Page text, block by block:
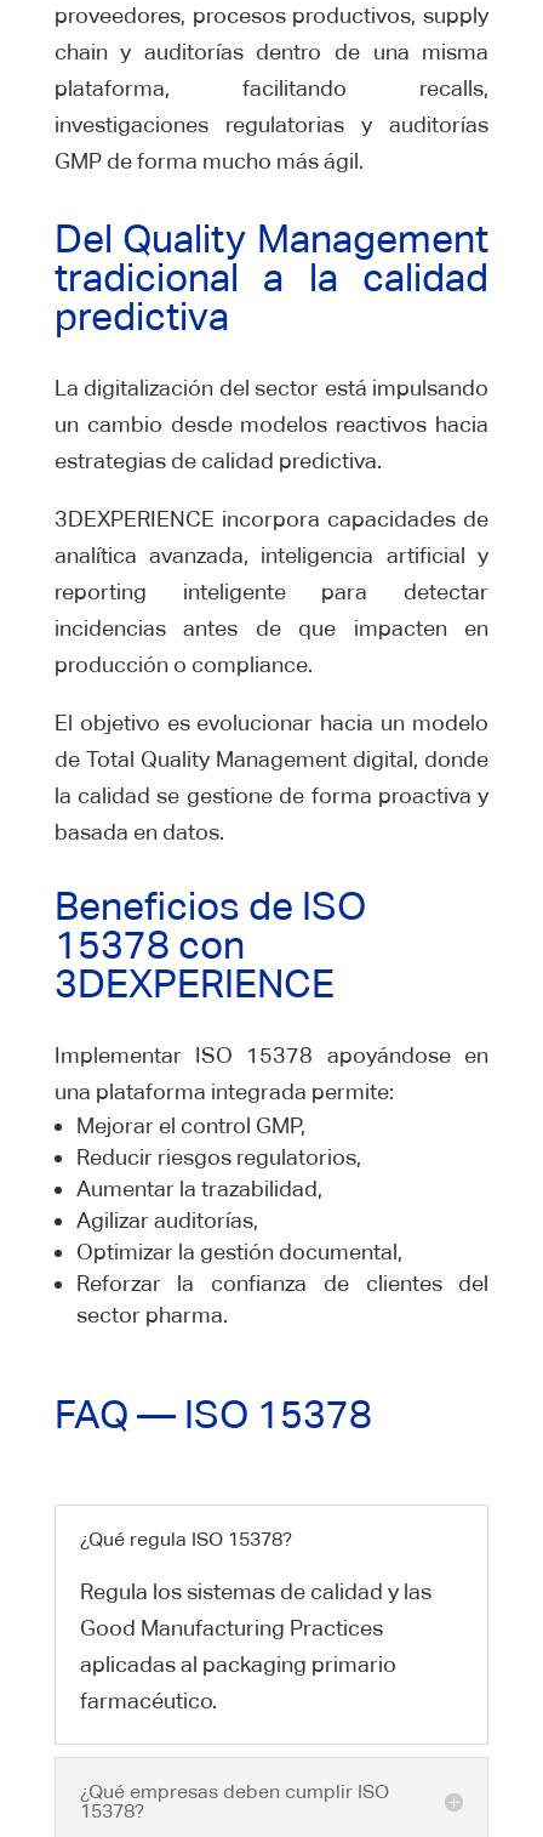
proveedores, procesos productivos, supply
chain y auditorías dentro de una misma
plataforma, facilitando recalls,
investigaciones regulatorias y auditorías
GMP de forma mucho más ágil.
Del Quality Management
tradicional a la calidad
predictiva
La digitalización del sector está impulsando
un cambio desde modelos reactivos hacia
estrategias de calidad predictiva.
3DEXPERIENCE incorpora capacidades de
analítica avanzada, inteligencia artificial y
reporting inteligente para detectar
incidencias antes de que impacten en
producción o compliance.
El objetivo es evolucionar hacia un modelo
de Total Quality Management digital, donde
la calidad se gestione de forma proactiva y
basada en datos.
Beneficios de ISO
15378 con
3DEXPERIENCE
Implementar ISO 15378 apoyándose en
una plataforma integrada permite:
Mejorar el control GMP,
Reducir riesgos regulatorios,
Aumentar la trazabilidad,
Agilizar auditorías,
Optimizar la gestión documental,
Reforzar la confianza de clientes del
sector pharma.
FAQ — ISO 15378
¿Qué regula ISO 15378?
Regula los sistemas de calidad y las
Good Manufacturing Practices
aplicadas al packaging primario
farmacéutico.
¿Qué empresas deben cumplir ISO
15378?